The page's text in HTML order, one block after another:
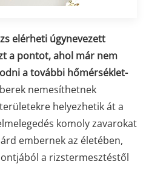
elérheti úgynevezett
a pontot, ahol már nem
a további hőmérséklet-
nemesíthetnek
helyezhetik át a
komoly zavarokat
embernek az életében,
a rizstermesztéstől